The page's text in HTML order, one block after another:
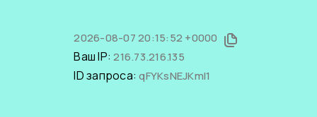
2026-08-07 20:15:52 +0000
Ваш IP:216.73.216.135
ID запроса:qFYKsNEJKmI1